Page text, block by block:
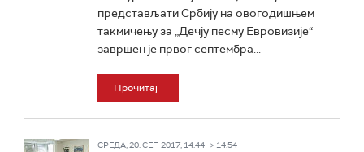
представљати Србију на овогодишњем
такмичењу за „Дечју песму Евровизије“
завршен је првог септембра...
Прочитај
СРЕДА, 20. СЕП 2017, 14:44 -> 14:54